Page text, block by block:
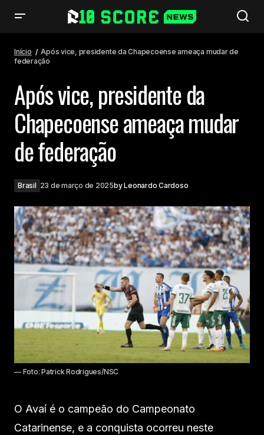
Início
Após vice, presidente da Chapecoense ameaça mudar de
federação
Após vice, presidente da
Chapecoense ameaça mudar
de federação
Brasil 23 de março de 2025byLeonardo Cardoso
— Foto: Patrick Rodrigues/NSC
O Avaí é o campeão do Campeonato
Catarinense, e a conquista ocorreu neste